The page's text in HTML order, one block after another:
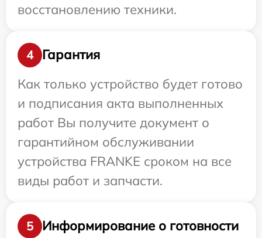
восстановлению техники.
4
Гарантия
Как только устройство будет готово
и подписания акта выполненных
работ Вы получите документ о
гарантийном обслуживании
устройства FRANKE сроком на все
виды работ и запчасти.
5
Информирование о готовности